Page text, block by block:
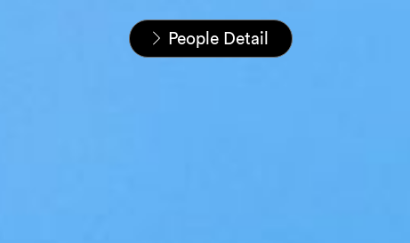
Startseite
Unser Team
People Detail